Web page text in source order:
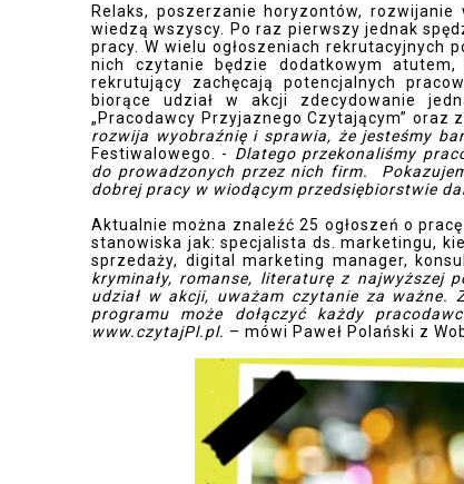
Relaks, poszerzanie horyzontów,
wiedzą wszyscy. Po raz pierwszy jednak
pracy. W wielu ogłoszeniach rekrutacyjnych
nich czytanie będzie dodatkowym
rekrutujący zachęcają potencjalnych
biorące udział w akcji zdecydowanie
„Pracodawcy Przyjaznego Czytającym” oraz
rozwija wyobraźnię i sprawia, że jesteśmy
Festiwalowego. - Dlatego przekonaliśmy
do prowadzonych przez nich firm.
dobrej pracy w wiodącym przedsiębiorstwie
Aktualnie można znaleźć 25 ogłoszeń o
stanowiska jak: specjalista ds. marketingu,
sprzedaży, digital marketing manager,
kryminały, romanse, literaturę z najwyższej
udział w akcji, uważam czytanie za ważne.
programu może dołączyć każdy
www.czytajPl.pl. – mówi Paweł Polański z